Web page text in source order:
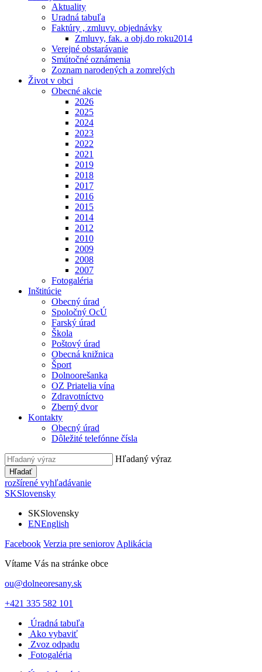
Aktuality
Uradná tabuľa
Faktúry , zmluvy. objednávky
Zmluvy, fak. a obj.do roku2014
Verejné obstarávanie
Smútočné oznámenia
Zoznam narodených a zomrelých
Život v obci
Obecné akcie
2026
2025
2024
2023
2022
2021
2019
2018
2017
2016
2015
2014
2012
2010
2009
2008
2007
Fotogaléria
Inštitúcie
Obecný úrad
Spoločný OcÚ
Farský úrad
Škola
Poštový úrad
Obecná knižnica
Šport
Dolnoorešanka
OZ Priatelia vína
Zdravotníctvo
Zberný dvor
Kontakty
Obecný úrad
Dôležité telefónne čísla
Hľadaný výraz
Hľadať
rozšírené vyhľadávanie
SKSlovensky
SKSlovensky
ENEnglish
Facebook Verzia pre seniorov Aplikácia
Vítame Vás na stránke obce
ou@dolneoresany.sk
+421 335 582 101
Úradná tabuľa
Ako vybaviť
Zvoz odpadu
Fotogaléria